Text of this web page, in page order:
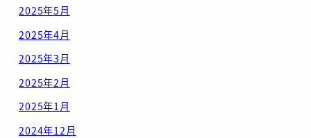
2025年5月
2025年4月
2025年3月
2025年2月
2025年1月
2024年12月